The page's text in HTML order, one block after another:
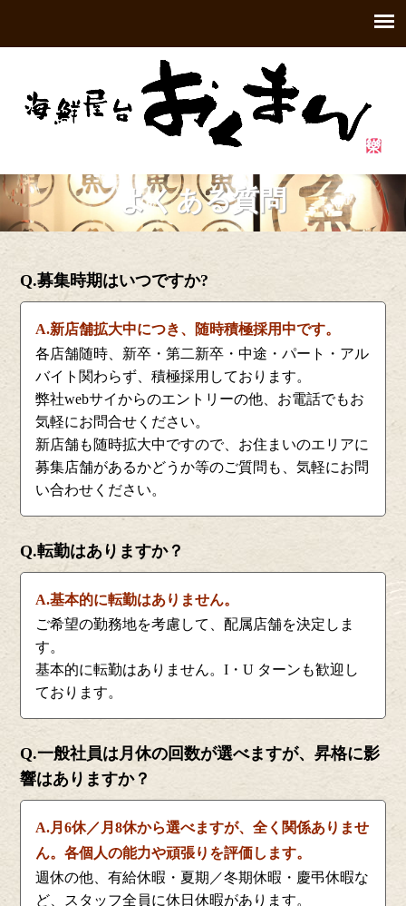
よくある質問
Q.募集時期はいつですか?
A.新店舗拡大中につき、随時積極採用中です。
各店舗随時、新卒・第二新卒・中途・パート・アル
バイト関わらず、積極採用しております。
弊社webサイからのエントリーの他、お電話でもお
気軽にお問合せください。
新店舗も随時拡大中ですので、お住まいのエリアに
募集店舗があるかどうか等のご質問も、気軽にお問
い合わせください。
Q.転勤はありますか？
A.基本的に転勤はありません。
ご希望の勤務地を考慮して、配属店舗を決定しま
す。
基本的に転勤はありません。I・U ターンも歓迎し
ております。
Q.一般社員は月休の回数が選べますが、昇格に影
響はありますか？
A.月6休／月8休から選べますが、全く関係ありませ
ん。各個人の能力や頑張りを評価します。
週休の他、有給休暇・夏期／冬期休暇・慶弔休暇な
ど、スタッフ全員に休日休暇があります。